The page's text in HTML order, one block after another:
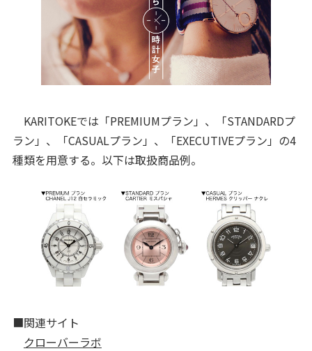
KARITOKEでは「PREMIUMプラン」、「STANDARDプ
ラン」、「CASUALプラン」、「EXECUTIVEプラン」の4
種類を用意する。以下は取扱商品例。
■関連サイト
クローバーラボ